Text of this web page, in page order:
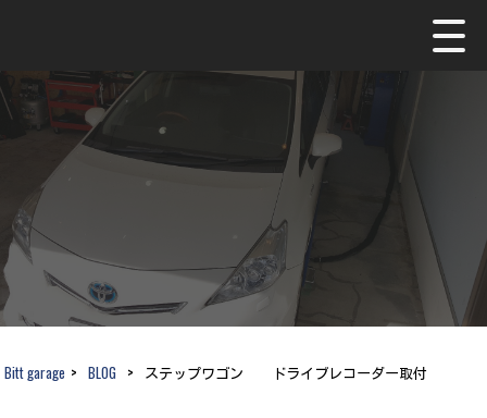
Bitt garage > BLOG > ステップワゴン ドライブレコーダー取付